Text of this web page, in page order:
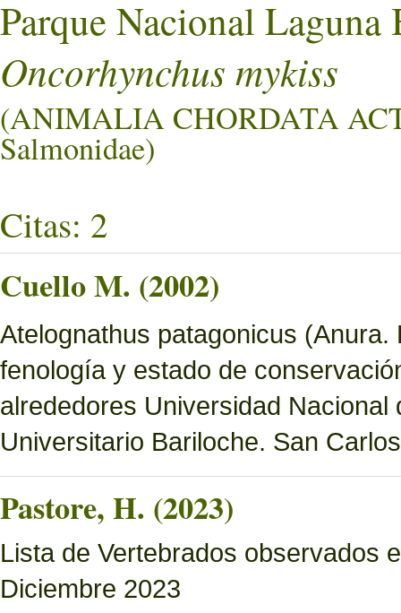
Parque Nacional Laguna
Oncorhynchus mykiss
(ANIMALIA CHORDATA
Salmonidae)
Citas: 2
Cuello M. (2002)
Atelognathus patagonicus
fenología y estado de
alrededores Universidad
Universitario Bariloche. San
Pastore, H. (2023)
Lista de Vertebrados observados
Diciembre 2023